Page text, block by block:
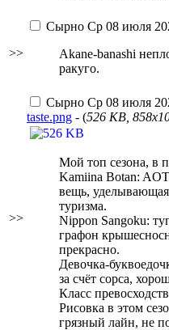
>>
Сырно Ср 08 июля
Akane-banashi
ракуго.
>>
Сырно Ср 08 июля
taste.png - (526 KB,
Мой топ сезона, в
Kamiina Botan:
вещь,
туризма.
Nippon Sangoku:
графон
прекрасно.
Девочка-
за счёт сорса,
Класс
Рисовка в этом
грязный лайн, не